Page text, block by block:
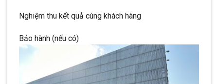
Nghiệm thu kết quả cùng khách hàng
Bảo hành (nếu có)